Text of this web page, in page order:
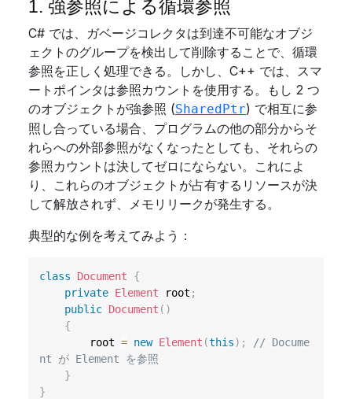
1. 強参照による循環参照
C# では、ガベージコレクタは到達不可能なオブジ
ェクトのグループを検出して削除することで、循環
参照を正しく処理できる。しかし、C++ では、スマ
ートポインタは参照カウントを使用する。もし 2 つ
のオブジェクトが強参照 (SharedPtr) で相互に参
照し合っている場合、プログラムの他の部分からそ
れらへの外部参照がなくなったとしても、それらの
参照カウントは決してゼロにならない。これによ
り、これらのオブジェクトが占有するリソースが決
して解放されず、メモリリークが発生する。
典型的な例を考えてみよう：
class Document
{
private Element root ;
public Document ( )
{
        root
= new Element (this) ;
// Docume
nt が Element を参照
}
}